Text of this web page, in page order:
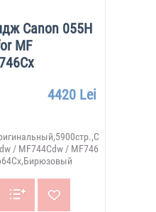
Canon 055H
MF
4420 Lei
/ MF744Cdw / MF746